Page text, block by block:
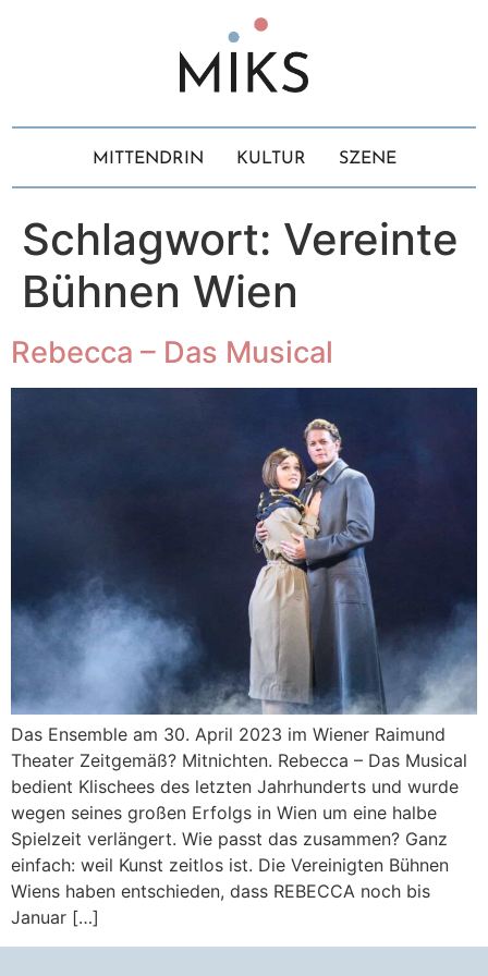
MITTENDRIN KULTUR SZENE
Schlagwort: Vereinte
Bühnen Wien
Rebecca – Das Musical
Das Ensemble am 30. April 2023 im Wiener Raimund
Theater Zeitgemäß? Mitnichten. Rebecca – Das Musical
bedient Klischees des letzten Jahrhunderts und wurde
wegen seines großen Erfolgs in Wien um eine halbe
Spielzeit verlängert. Wie passt das zusammen? Ganz
einfach: weil Kunst zeitlos ist. Die Vereinigten Bühnen
Wiens haben entschieden, dass REBECCA noch bis
Januar […]